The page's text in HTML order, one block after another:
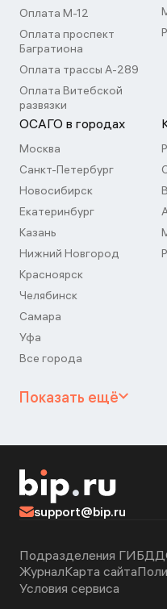
Оплата М-12
Оплата проспект
Багратиона
Оплата трассы А-289
Оплата Витебской
развязки
ОСАГО в городах
Москва
Санкт-Петербург
Новосибирск
Екатеринбург
Казань
Нижний Новгород
Красноярск
Челябинск
Самара
Уфа
Все города
Показать ещё
support@bip.ru
Подразделения ГИБДД
ЖурналКарта сайта
Условия сервиса